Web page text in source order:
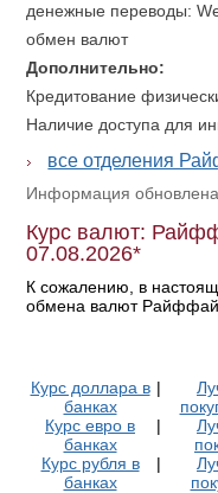
денежные переводы:
обмен валют
Дополнительно:
Кредитование
Наличие доступа для
все отделения
Информация
Курс валют:
07.08.2026*
К сожалению, в
обмена валют
Курс доллара в
банках
|
Курс евро в
банках
|
Курс рубля в
банках
|